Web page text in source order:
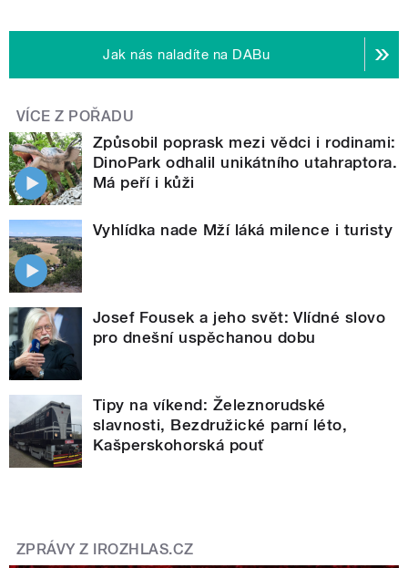
Jak nás naladíte na DABu
VÍCE Z POŘADU
Způsobil poprask mezi vědci i rodinami:
DinoPark odhalil unikátního utahraptora.
Má peří i kůži
Vyhlídka nade Mží láká milence i turisty
Josef Fousek a jeho svět: Vlídné slovo
pro dnešní uspěchanou dobu
Tipy na víkend: Železnorudské
slavnosti, Bezdružické parní léto,
Kašperskohorská pouť
ZPRÁVY Z IROZHLAS.CZ